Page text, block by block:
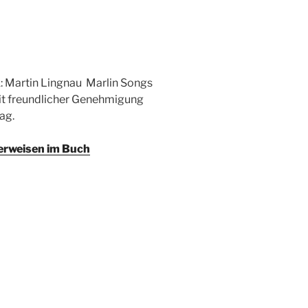
Martin Lingnau  Marlin Songs
freundlicher Genehmigung
im Buch